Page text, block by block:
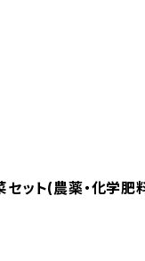
ット(農薬・化学肥